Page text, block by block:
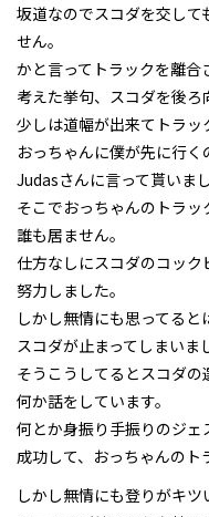
坂道なのでスコダを交して
せん。
かと言ってトラックを離合
考えた挙句、スコダを後
少しは道幅が出来てトラッ
おっちゃんに僕が先に行
Judasさんに言って貰いま
そこでおっちゃんのトラ
誰も居ません。
仕方なしにスコダのコック
努力しました。
しかし無情にも思ってる
スコダが止まってしまいま
そうこうしてるとスコダ
何か話をしています。
何とか身振り手振りのジ
成功して、おっちゃんのト
しかし無情にも登りがキ